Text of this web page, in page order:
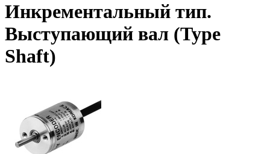
Инкрементальный тип.
Выступающий вал (Type
Shaft)